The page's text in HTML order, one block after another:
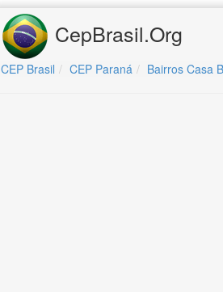
CepBrasil.Org
CEP Brasil CEP Paraná Bairros Casa